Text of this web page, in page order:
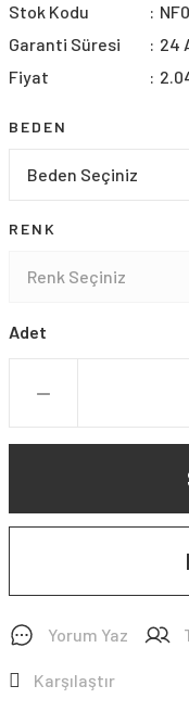
Stok Kodu
Garanti Süresi
24
Fiyat
BEDEN
RENK
Adet
Yorum Yaz
Karşılaştır